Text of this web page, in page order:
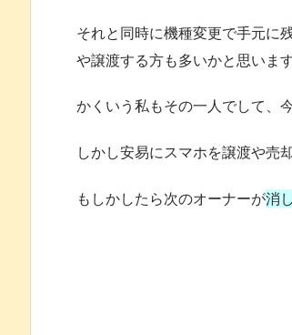
それと同時に機種変更で手元に
や譲渡する方も多いかと思います
かくいう私もその一人でして、
しかし安易にスマホを譲渡や売
もしかしたら次のオーナーが消